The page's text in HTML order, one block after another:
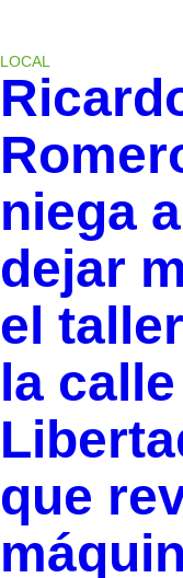
LOCAL
niega a
dejar
el
la calle
que